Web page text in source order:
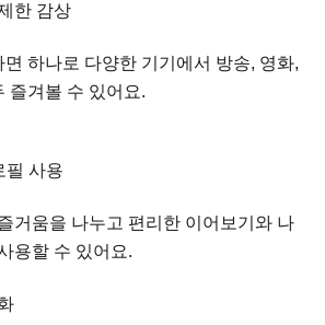
한 감상
하나로 다양한 기기에서 방송, 영화,
즐겨볼 수 있어요.
필 사용
거움을 나누고 편리한 이어보기와 나
용할 수 있어요.